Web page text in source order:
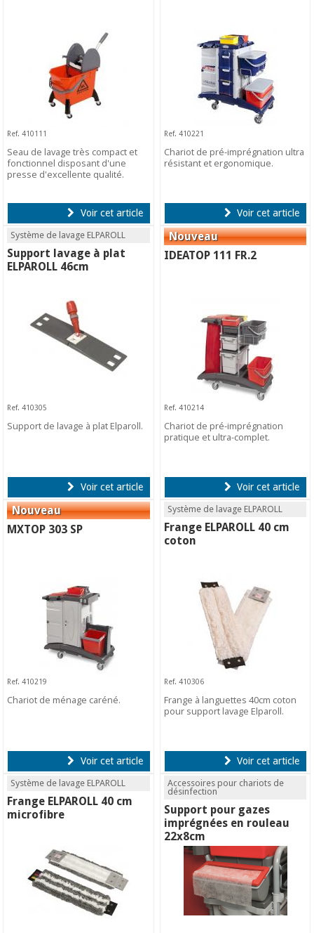
Ref. 410111
Seau de lavage très compact et
fonctionnel disposant d'une
presse d'excellente qualité.
Voir cet article
Ref. 410221
Chariot de pré-imprégnation ultra
résistant et ergonomique.
Voir cet article
Système de lavage ELPAROLL
Support lavage à plat
ELPAROLL 46cm
Ref. 410305
Support de lavage à plat Elparoll.
Voir cet article
IDEATOP 111 FR.2
Ref. 410214
Chariot de pré-imprégnation
pratique et ultra-complet.
Voir cet article
MXTOP 303 SP
Ref. 410219
Chariot de ménage caréné.
Voir cet article
Système de lavage ELPAROLL
Frange ELPAROLL 40 cm
coton
Ref. 410306
Frange à languettes 40cm coton
pour support lavage Elparoll.
Voir cet article
Système de lavage ELPAROLL
Frange ELPAROLL 40 cm
microfibre
Accessoires pour chariots de
désinfection
Support pour gazes
imprégnées en rouleau
22x8cm